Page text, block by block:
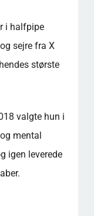
i halfpipe
sejre fra X
største
valgte hun i
mental
igen leverede
hennes